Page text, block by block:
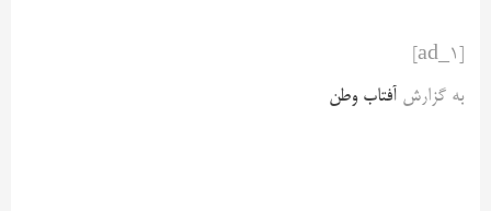
به گزارش آفتاب وطن